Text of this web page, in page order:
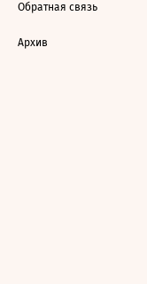
Обратная связь
Архив